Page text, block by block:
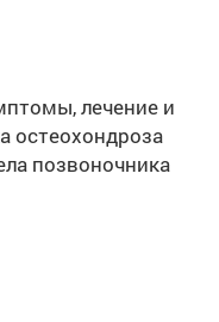
лечение и
остеохондроза
позвоночника